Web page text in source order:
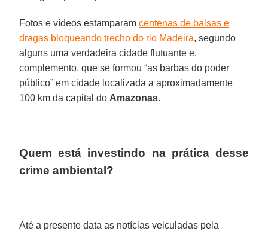
Fotos e vídeos estamparamcentenas de balsas e
dragas bloqueando trecho do rio Madeira, segundo
alguns uma verdadeira cidade flutuante e,
complemento, que se formou “as barbas do poder
público” em cidade localizada a aproximadamente
100 km da capital do Amazonas.
Quem está investindo na prática desse
crime ambiental?
Até a presente data as notícias veiculadas pela